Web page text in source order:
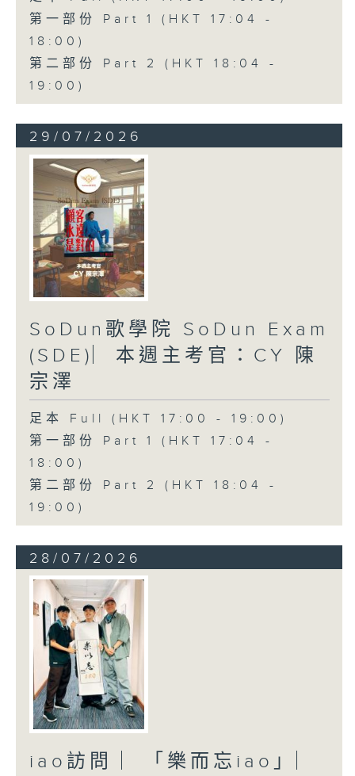
第一部份 Part 1 (HKT 17:04 -
18:00)
第二部份 Part 2 (HKT 18:04 -
19:00)
29/07/2026
SoDun歌學院 SoDun Exam
(SDE)︳本週主考官：CY 陳
宗澤
足本 Full (HKT 17:00 - 19:00)
第一部份 Part 1 (HKT 17:04 -
18:00)
第二部份 Part 2 (HKT 18:04 -
19:00)
28/07/2026
iao訪問 ︳「樂而忘iao」︳